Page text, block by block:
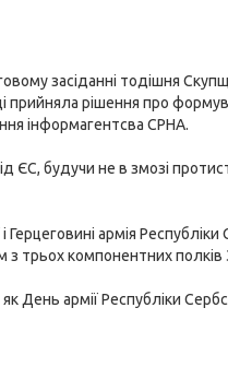
засіданні тодішня
прийняла рішення про
інформагентсва СРНА.
ЄС, будучи не в змозі
Герцеговині армія
трьох компонентних полків
День армії Республіки